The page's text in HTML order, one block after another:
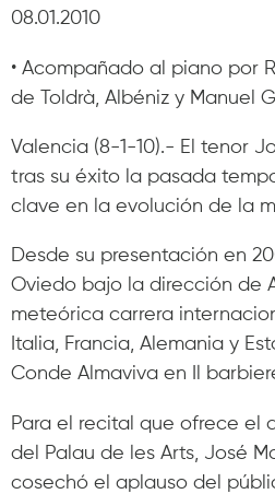
08.01.2010
• Acompañado al piano por
de Toldrà, Albéniz y Manuel
Valencia (8-1-10).- El tenor
tras su éxito la pasada
clave en la evolución de la
Desde su presentación en
Oviedo bajo la dirección de
meteórica carrera
Italia, Francia, Alemania y
Conde Almaviva en Il
Para el recital que ofrece el
del Palau de les Arts, José
cosechó el aplauso del